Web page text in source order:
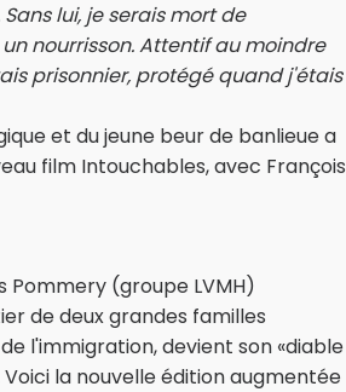
lui, je serais mort de
nourrisson. Attentif au moindre
prisonnier, protégé quand j'étais
et du jeune beur de banlieue a
film Intouchables, avec François
Pommery (groupe LVMH)
de deux grandes familles
l'immigration, devient son «diable
la nouvelle édition augmentée